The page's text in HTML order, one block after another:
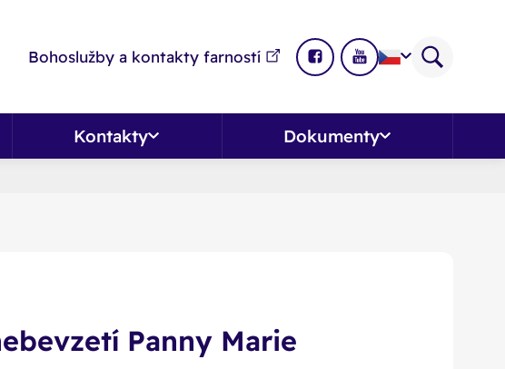
Kontakty Dokumenty
Bohoslužby a kontakty farností
Panny Marie